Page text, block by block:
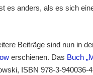
es anders, als es sich
Beiträge sind nun in
erschienen. Das Buch
ISBN 978-3-940036-